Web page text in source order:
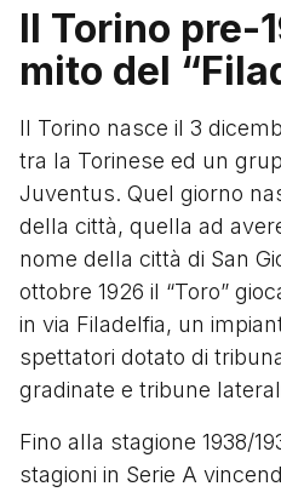
Il Torino pre-
mito del
Il Torino nasce il 3
tra la Torinese ed un
Juventus. Quel giorno
della città, quella ad
nome della città di San
ottobre 1926 il “Toro”
in via Filadelfia, un
spettatori dotato di
gradinate e tribune
Fino alla stagione 1938/
stagioni in Serie A